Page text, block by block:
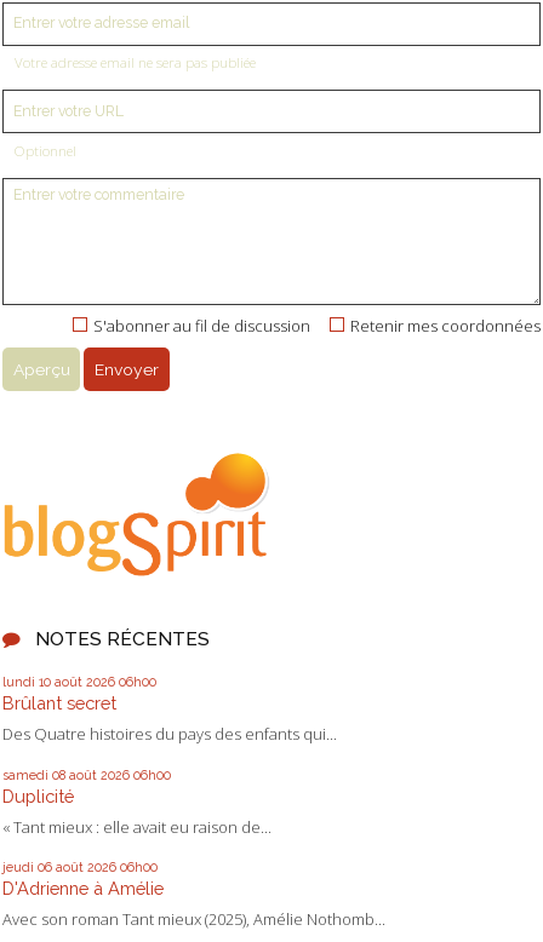
NOTES RÉCENTES
lundi 10 août 2026 06h00
Brûlant secret
Des Quatre histoires du pays des enfants qui...
samedi 08 août 2026 06h00
Duplicité
« Tant mieux : elle avait eu raison de...
jeudi 06 août 2026 06h00
D'Adrienne à Amélie
Avec son roman Tant mieux (2025), Amélie Nothomb...
Votre adresse email ne sera pas publiée
Optionnel
Retenir mes coordonnées
S'abonner au fil de discussion